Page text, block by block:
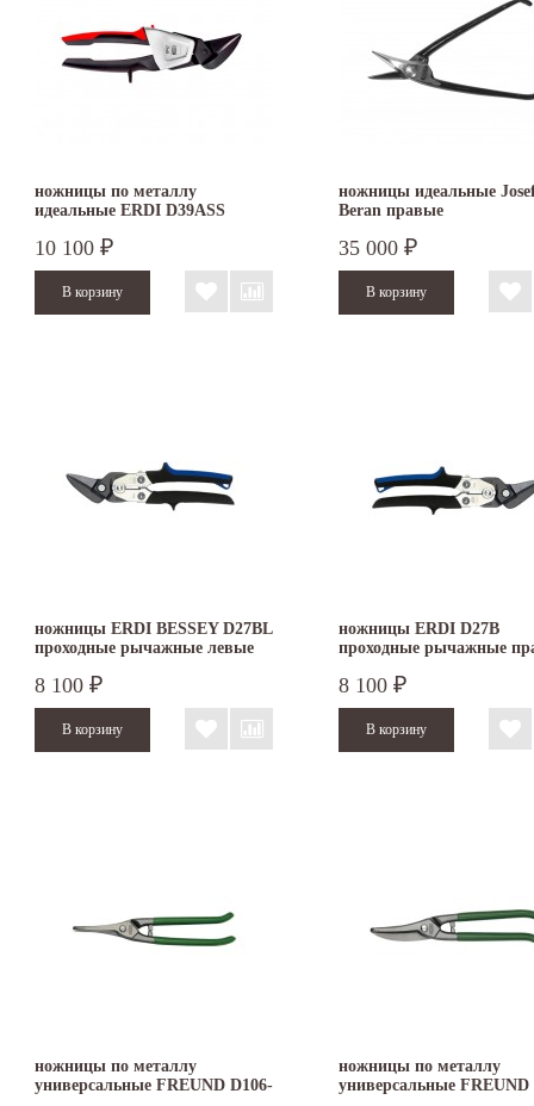
ножницы по металлу
идеальные ERDI D39ASS
10 100 ₽
ножницы идеальные
Beran правые
35 000 ₽
ножницы ERDI BESSEY D27BL
проходные рычажные левые
8 100 ₽
ножницы ERDI D27B
проходные рычажные
8 100 ₽
ножницы по металлу
универсальные FREUND D106-
ножницы по металлу
универсальные FREUND